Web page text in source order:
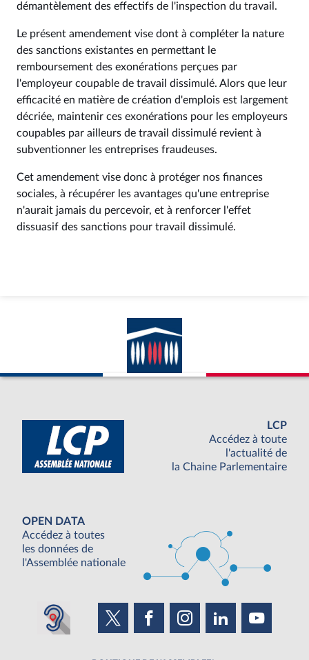
démantèlement des effectifs de l'inspection du travail.
Le présent amendement vise dont à compléter la nature
des sanctions existantes en permettant le
remboursement des exonérations perçues par
l'employeur coupable de travail dissimulé. Alors que leur
efficacité en matière de création d'emplois est largement
décriée, maintenir ces exonérations pour les employeurs
coupables par ailleurs de travail dissimulé revient à
subventionner les entreprises fraudeuses.
Cet amendement vise donc à protéger nos finances
sociales, à récupérer les avantages qu'une entreprise
n'aurait jamais du percevoir, et à renforcer l'effet
dissuasif des sanctions pour travail dissimulé.
LCP
Accédez à toute
l'actualité de
la Chaine Parlementaire
OPEN DATA
Accédez à toutes
les données de
l'Assemblée nationale